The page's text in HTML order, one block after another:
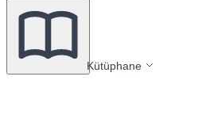
Kütüphane